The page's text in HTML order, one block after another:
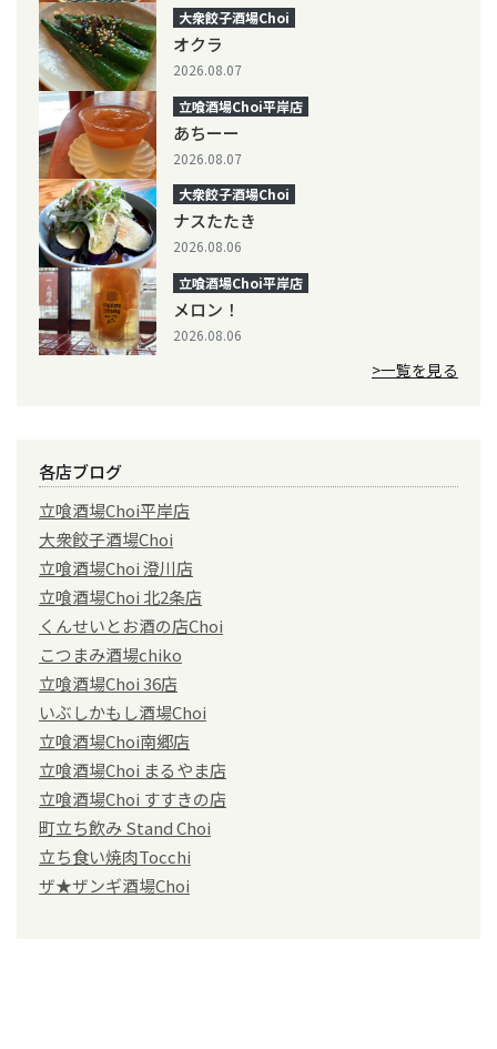
大衆餃子酒場Choi
オクラ
2026.08.07
立喰酒場Choi平岸店
あちーー
2026.08.07
大衆餃子酒場Choi
ナスたたき
2026.08.06
立喰酒場Choi平岸店
メロン！
2026.08.06
>一覧を見る
各店ブログ
立喰酒場Choi平岸店
大衆餃子酒場Choi
立喰酒場Choi 澄川店
立喰酒場Choi 北2条店
くんせいとお酒の店Choi
こつまみ酒場chiko
立喰酒場Choi 36店
いぶしかもし酒場Choi
立喰酒場Choi南郷店
立喰酒場Choi まるやま店
立喰酒場Choi すすきの店
町立ち飲み Stand Choi
立ち食い焼肉Tocchi
ザ★ザンギ酒場Choi